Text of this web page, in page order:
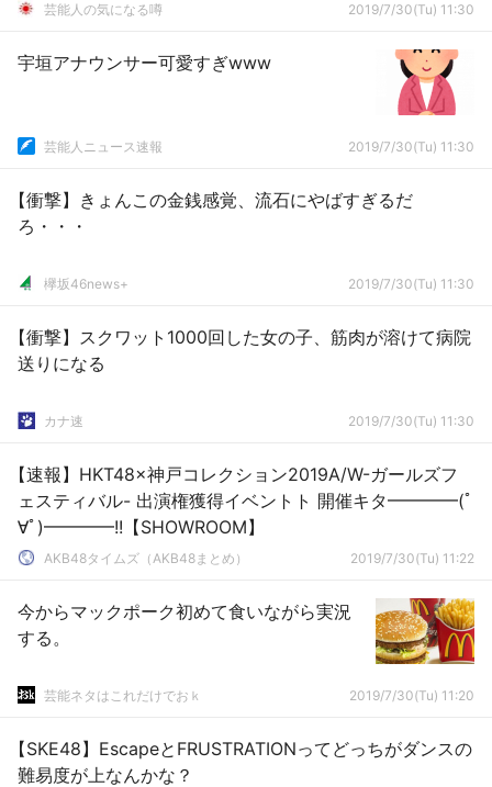
芸能人の気になる噂 2019/7/30(Tu) 11:30
宇垣アナウンサー可愛すぎwww
芸能人ニュース速報 2019/7/30(Tu) 11:30
【衝撃】きょんこの金銭感覚、流石にやばすぎるだ
ろ・・・
欅坂46news+ 2019/7/30(Tu) 11:30
【衝撃】スクワット1000回した女の子、筋肉が溶けて病院
送りになる
カナ速 2019/7/30(Tu) 11:30
【速報】HKT48×神戸コレクション2019A/W-ガールズフ
ェスティバル- 出演権獲得イベントト 開催キタ━━━━(ﾟ
∀ﾟ)━━━━!!【SHOWROOM】
AKB48タイムズ（AKB48まとめ） 2019/7/30(Tu) 11:22
今からマックポーク初めて食いながら実況
する。
芸能ネタはこれだけでおｋ 2019/7/30(Tu) 11:20
【SKE48】EscapeとFRUSTRATIONってどっちがダンスの
難易度が上なんかな？